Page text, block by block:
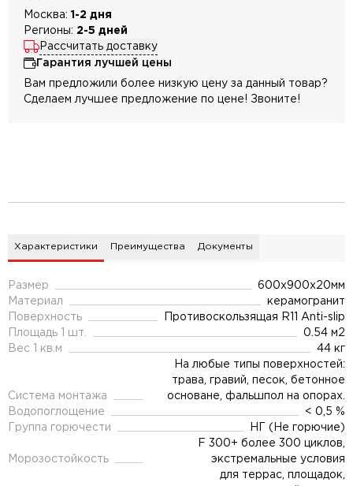
Москва: 1-2 дня
Регионы: 2-5 дней
Рассчитать доставку
Гарантия лучшей цены
Вам предложили более низкую цену за данный товар?
Сделаем лучшее предложение по цене! Звоните!
Характеристики Преимущества Документы
Размер
600x900x20мм
Материал
керамогранит
Поверхность
Противоскользящая R11 Anti-slip
Площадь 1 шт.
0.54 м2
Вес 1 кв.м
44 кг
Система монтажа
На любые типы поверхностей:
трава, гравий, песок, бетонное
основане, фальшпол на опорах.
Водопоглощение
< 0,5 %
Группа горючести
НГ (Не горючие)
Морозостойкость
F 300+ более 300 циклов,
экстремальные условия
для террас, площадок,